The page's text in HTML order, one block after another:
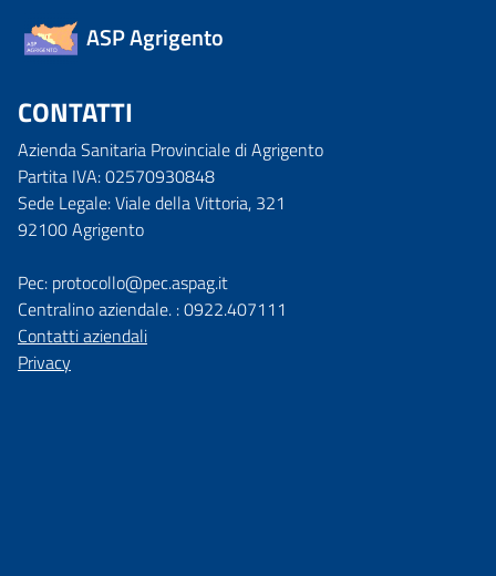
ASP Agrigento
CONTATTI
Azienda Sanitaria Provinciale di Agrigento
Partita IVA: 02570930848
Sede Legale: Viale della Vittoria, 321
92100 Agrigento
Pec: protocollo@pec.aspag.it
Centralino aziendale. : 0922.407111
Contatti aziendali
Privacy